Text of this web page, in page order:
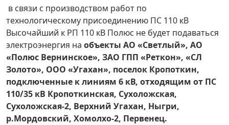
в связи с производством работ по
технологическому присоединению ПС 110 кВ
Высочайший к РП 110 кВ Полюс не будет подаваться
электроэнергия на объекты АО «Светлый», АО
«Полюс Вернинское», ЗАО ГПП «Реткон», «СЛ
Золото», ООО «Угахан», поселок Кропоткин,
подключенные к линиям 6 кВ, отходящим от ПС
110/35 кВ Кропоткинская, Сухоложская,
Сухоложская-2, Верхний Угахан, Ныгри,
р.Мордовский, Хомолхо-2, Первенец.